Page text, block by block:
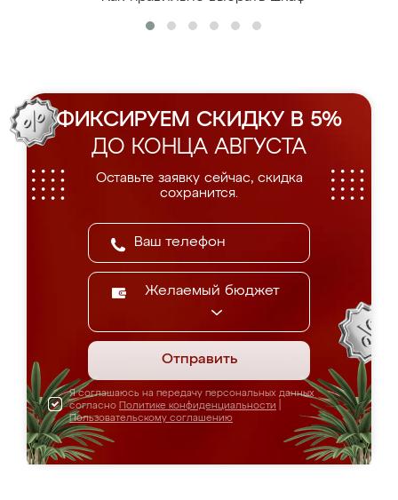
ФИКСИРУЕМ СКИДКУ В 5%
ДО КОНЦА АВГУСТА
Оставьте заявку сейчас, скидка
сохранится.
Желаемый бюджет
Отправить
Я соглашаюсь на передачу персональных данных
согласно Политике конфиденциальности
Пользовательскому соглашению